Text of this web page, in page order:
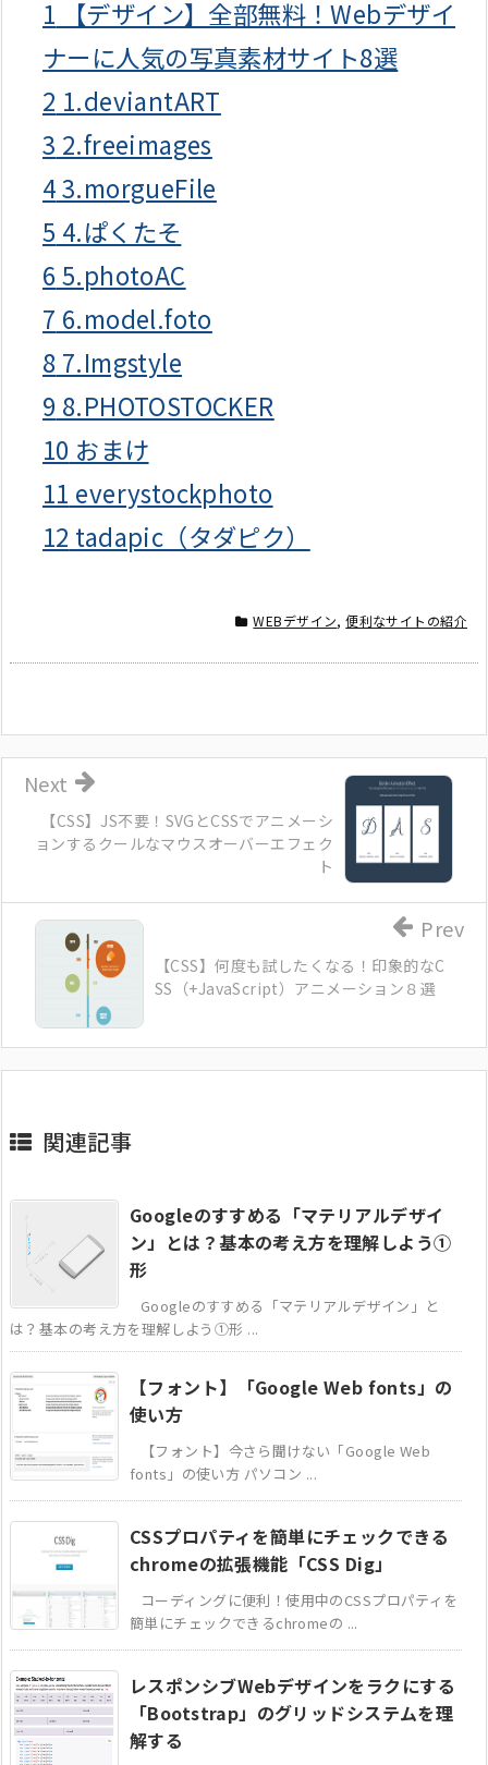
1 【デザイン】全部無料！Webデザイ
ナーに人気の写真素材サイト8選
2 1.deviantART
3 2.freeimages
43.morgueFile
5 4.ぱくたそ
6 5.photoAC
7 6.model.foto
8 7.Imgstyle
9 8.PHOTOSTOCKER
10 おまけ
11 everystockphoto
12 tadapic（タダピク）
WEBデザイン,便利なサイトの紹介
【CSS】JS不要！SVGとCSSでアニメーシ
ョンするクールなマウスオーバーエフェク
ト
Next
【CSS】何度も試したくなる！印象的なC
SS（+JavaScript）アニメーション８選
Prev
関連記事
Googleのすすめる「マテリアルデザイ
ン」とは？基本の考え方を理解しよう①
形
Googleのすすめる「マテリアルデザイン」と
は？基本の考え方を理解しよう①形 ...
【フォント】「Google Web fonts」の
使い方
【フォント】今さら聞けない「Google Web
fonts」の使い方 パソコン ...
CSSプロパティを簡単にチェックできる
chromeの拡張機能「CSS Dig」
コーディングに便利！使用中のCSSプロパティを
簡単にチェックできるchromeの ...
レスポンシブWebデザインをラクにする
「Bootstrap」のグリッドシステムを理
解する